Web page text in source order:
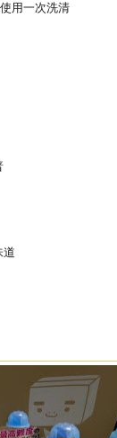
用一次洗清
道